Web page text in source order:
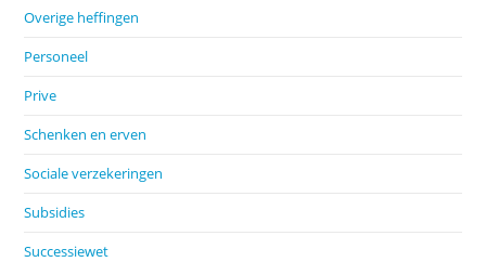
Overige heffingen
Personeel
Prive
Schenken en erven
Sociale verzekeringen
Subsidies
Successiewet